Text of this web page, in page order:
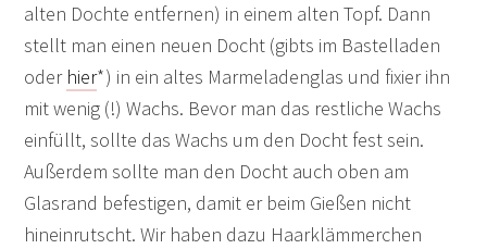
alten Dochte entfernen) in einem alten Topf. Dann
stellt man einen neuen Docht (gibts im Bastelladen
oder hier*) in ein altes Marmeladenglas und fixier ihn
mit wenig (!) Wachs. Bevor man das restliche Wachs
einfüllt, sollte das Wachs um den Docht fest sein.
Außerdem sollte man den Docht auch oben am
Glasrand befestigen, damit er beim Gießen nicht
hineinrutscht. Wir haben dazu Haarklämmerchen